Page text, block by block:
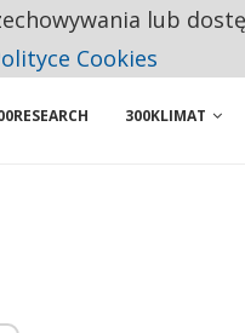
ZAKUPY
300KLIMAT
lub
Cookies